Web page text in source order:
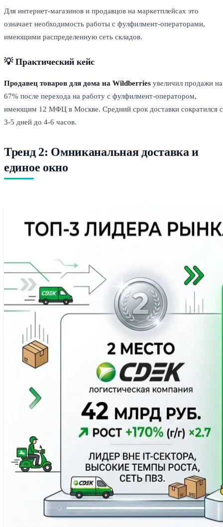
Для интернет-магазинов и продавцов на маркетплейсах это
означает необходимость работы с фулфилмент-операторами,
имеющими распределенную сеть складов.
💡 Практический кейс
Продавец товаров для дома на Wildberries увеличил продажи на
67% после перехода на работу с фулфилмент-оператором,
имеющим 12 МФЦ в Москве. Средний срок доставки сократился с
3-5 дней до 4-6 часов.
Тренд 2: Омниканальная доставка и
единое окно